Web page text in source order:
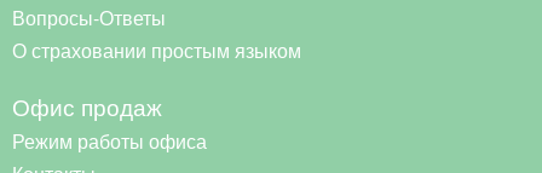
Вопросы-Ответы
О страховании простым языком
Офис продаж
Режим работы офиса